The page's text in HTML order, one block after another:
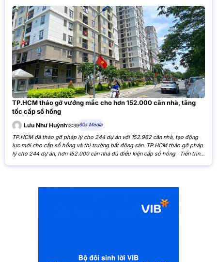
TP.HCM tháo gỡ vướng mắc cho hơn 152.000 căn nhà, tăng
tốc cấp sổ hồng
Lưu Như Huỳnh13:3960s Media
TP.HCM đã tháo gỡ pháp lý cho 244 dự án với 152.962 căn nhà, tạo động
lực mới cho cấp sổ hồng và thị trường bất động sản. TP.HCM tháo gỡ pháp
lý cho 244 dự án, hơn 152.000 căn nhà đủ điều kiện cấp sổ hồng Tiến trình